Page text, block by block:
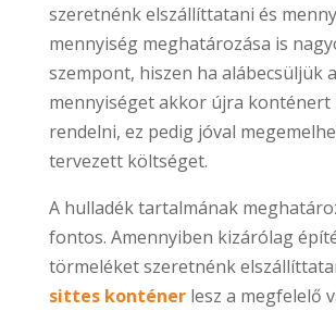
szeretnénk elszállíttatani és
mennyiség meghatározása is
szempont, hiszen ha alábecsüljük a
mennyiséget akkor újra konténert
rendelni, ez pedig jóval
tervezett költséget.
A hulladék tartalmának
fontos. Amennyiben kizárólag
törmeléket szeretnénk
sittes konténerlesz a megfelelő